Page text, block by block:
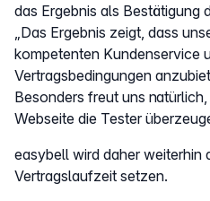
das Ergebnis als Bestätigung
„Das Ergebnis zeigt, dass
kompetenten Kundenservice
Vertragsbedingungen
Besonders freut uns
Webseite die Tester
easybell wird daher weiterhin
Vertragslaufzeit setzen.